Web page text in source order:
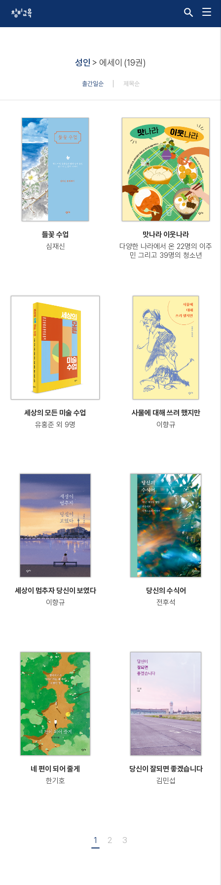
성인 > 에세이 (19권)
출간일순 제목순
들꽃 수업
심재신
맛나라 이웃나라
다양한 나라에서 온 22명의 이주
민 그리고 39명의 청소년
세상의 모든 미술 수업
유홍준 외 9명
사물에 대해 쓰려 했지만
이향규
세상이 멈추자 당신이 보였다
이향규
당신의 수식어
전후석
네 편이 되어 줄게
한기호
당신이 잘되면 좋겠습니다
김민섭
1 2 3